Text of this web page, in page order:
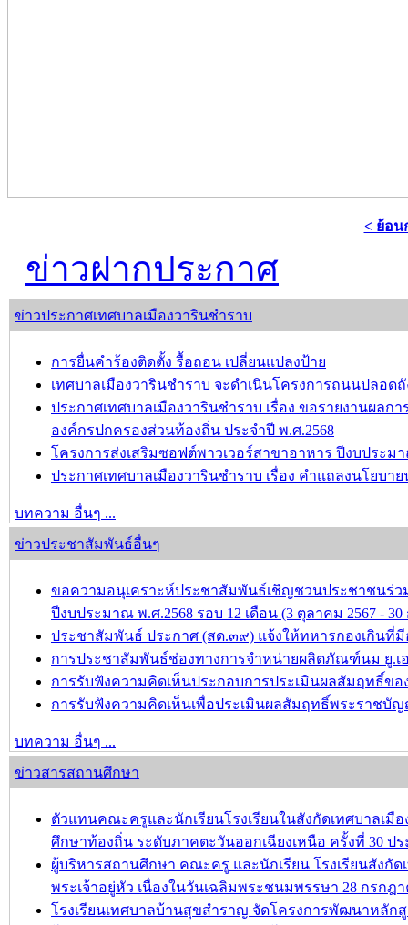
< ย้อน
ข่าวฝากประกาศ
ข่าวประกาศเทศบาลเมืองวารินชำราบ
การยื่นคำร้องติดตั้ง รื้อถอน เปลี่ยนแปลงป้าย
เทศบาลเมืองวารินชำราบ จะดำเนินโครงการถนนปลอด
ประกาศเทศบาลเมืองวารินชำราบ เรื่อง ขอรายงานผ
องค์กรปกครองส่วนท้องถิ่น ประจำปี พ.ศ.2568
โครงการส่งเสริมซอฟต์พาวเวอร์สาขาอาหาร ปีงบประ
ประกาศเทศบาลเมืองวารินชำราบ เรื่อง คำแถลงนโยบา
บทความ อื่นๆ ...
ข่าวประชาสัมพันธ์อื่นๆ
ขอความอนุเคราะห์ประชาสัมพันธ์เชิญชวนประชาชนร่ว
ปีงบประมาณ พ.ศ.2568 รอบ 12 เดือน (3 ตุลาคม 2567 -
ประชาสัมพันธ์ ประกาศ (สด.๓๙) แจ้งให้ทหารกองเกินที่มี
การประชาสัมพันธ์ช่องทางการจำหน่ายผลิตภัณฑ์นม ยู.เ
การรับฟังความคิดเห็นประกอบการประเมินผลสัมฤทธิ์ข
การรับฟังความคิดเห็นเพื่อประเมินผลสัมฤทธิ์พระราชบัญ
บทความ อื่นๆ ...
ข่าวสารสถานศึกษา
ตัวแทนคณะครูและนักเรียนโรงเรียนในสังกัดเทศบาลเ
ศึกษาท้องถิ่น ระดับภาคตะวันออกเฉียงเหนือ ครั้งที่ 30 ปร
ผู้บริหารสถานศึกษา คณะครู และนักเรียน โรงเรียนสังกั
พระเจ้าอยู่หัว เนื่องในวันเฉลิมพระชนมพรรษา 28 กรกฎ
โรงเรียนเทศบาลบ้านสุขสำราญ จัดโครงการพัฒนาหลั